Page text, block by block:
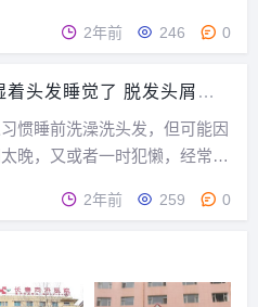
文为大家详细介绍脱发的相关知
？成年人一天掉50-60根头发
现象，掉头发超过一百根就是
。如果一...
2年前 246 0
着头发睡觉了 脱发头屑都
惯睡前洗澡洗头发，但可能因
晚，又或者一时犯懒，经常入
千万不能再这么做啦。湿发入睡
邪的侵害。中医认为，头部为
会”，是阳气最聚集的地方，如
2年前 259 0